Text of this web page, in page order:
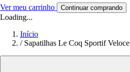
Ver meu carrinho Continuar comprando
Loading...
Início
/ Sapatilhas Le Coq Sportif Veloce